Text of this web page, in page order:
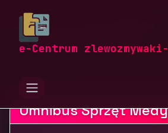
e-Centrum
zlewozmywaki-krosch.pl
Sprzęt i wyroby medyczne
Sklep medyczny Omnibus
Omnibus Sprzęt